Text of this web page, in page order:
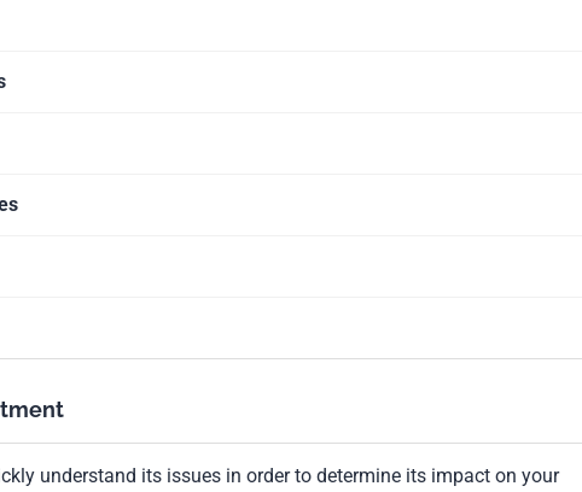
understand its issues in order to determine its impact on your